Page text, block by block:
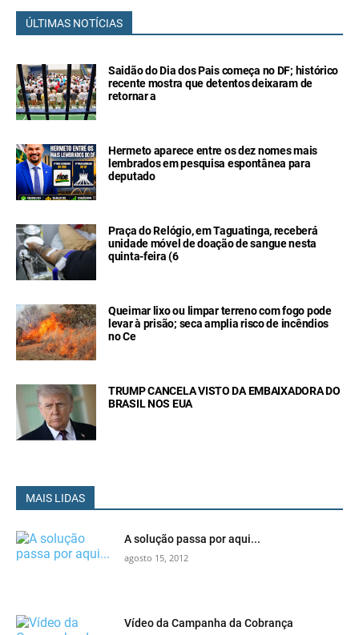
ÚLTIMAS NOTÍCIAS
Saidão do Dia dos Pais começa no DF; histórico
recente mostra que detentos deixaram de
retornar a
Hermeto aparece entre os dez nomes mais
lembrados em pesquisa espontânea para
deputado
Praça do Relógio, em Taguatinga, receberá
unidade móvel de doação de sangue nesta
quinta-feira (6
Queimar lixo ou limpar terreno com fogo pode
levar à prisão; seca amplia risco de incêndios
no Ce
TRUMP CANCELA VISTO DA EMBAIXADORA DO
BRASIL NOS EUA
MAIS LIDAS
A solução passa por aqui...
agosto 15, 2012
Vídeo da Campanha da Cobrança